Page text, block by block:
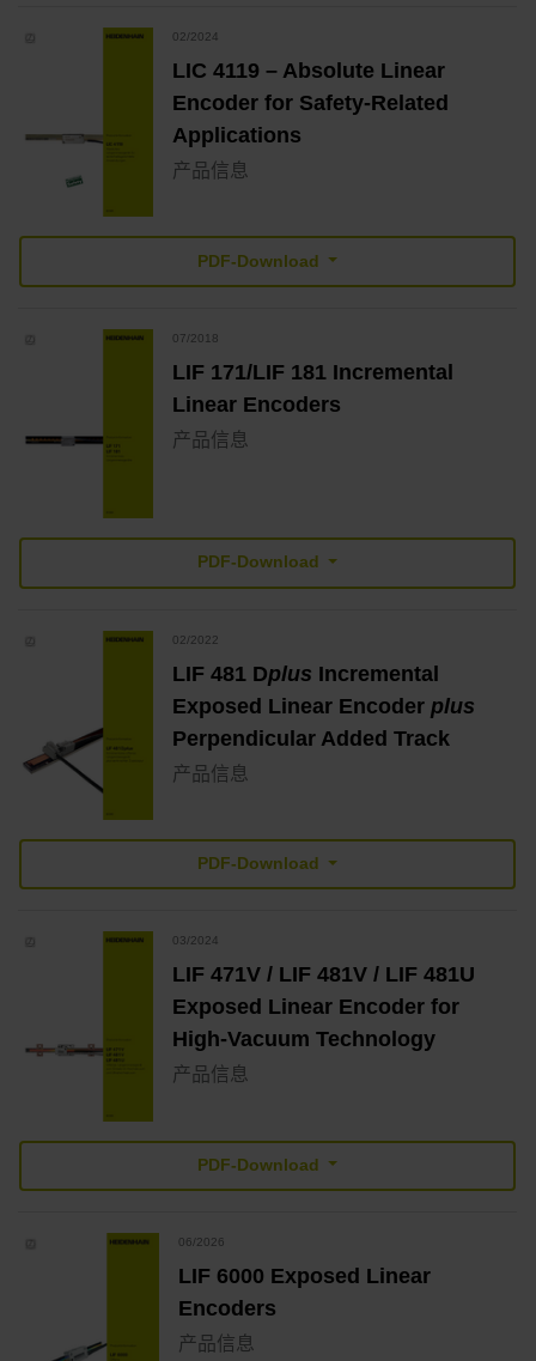
02/2024
LIC 4119 – Absolute Linear
Encoder for Safety-Related
Applications
产品信息
PDF-Download
07/2018
LIF 171/LIF 181 Incremental
Linear Encoders
产品信息
PDF-Download
02/2022
LIF 481 Dplus Incremental
Exposed Linear Encoder plus
Perpendicular Added Track
产品信息
PDF-Download
03/2024
LIF 471V / LIF 481V / LIF 481U
Exposed Linear Encoder for
High-Vacuum Technology
产品信息
PDF-Download
06/2026
LIF 6000 Exposed Linear
Encoders
产品信息